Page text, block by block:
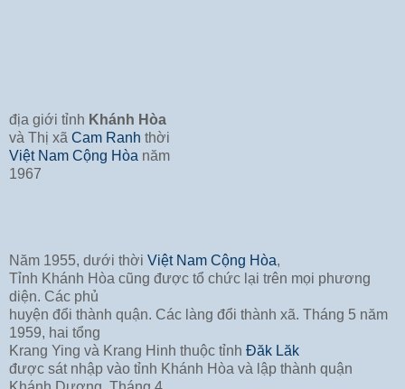
địa giới tỉnh Khánh Hòa
và Thị xã Cam Ranh thời
Việt Nam Cộng Hòa năm
1967
Năm 1955, dưới thời Việt Nam Cộng Hòa,
Tỉnh Khánh Hòa cũng được tổ chức lại trên mọi phương
diện. Các phủ
huyện đổi thành quận. Các làng đổi thành xã. Tháng 5 năm
1959, hai tổng
Krang Ying và Krang Hinh thuộc tỉnh Đăk Lăk
được sát nhập vào tỉnh Khánh Hòa và lập thành quận